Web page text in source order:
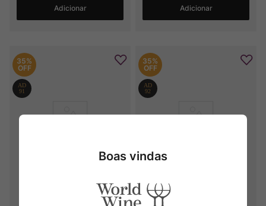
Adicionar Adicionar
35%
OFF
35%
OFF
Boas vindas